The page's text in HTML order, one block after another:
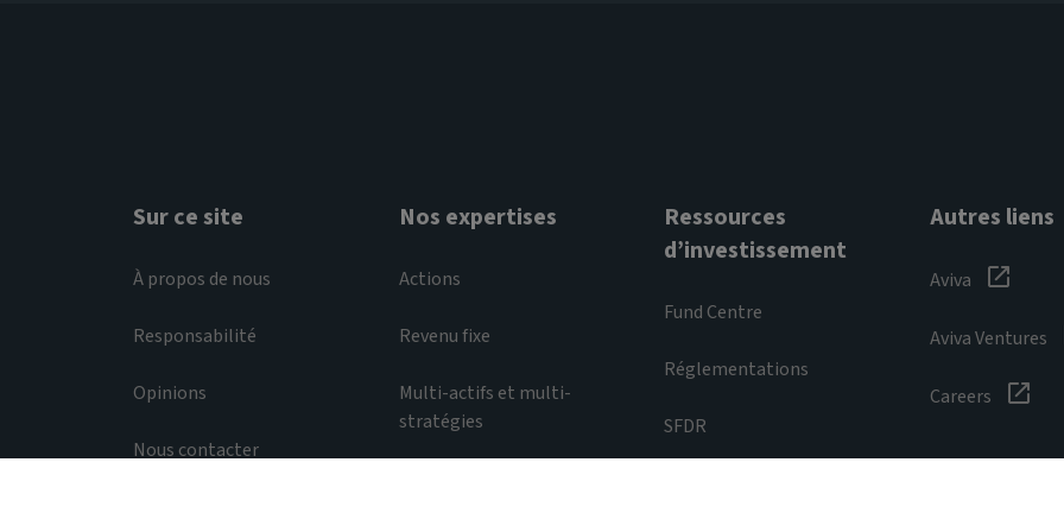
Sur ce site
À propos de nous
Responsabilité
Opinions
Nous contacter
Nos expertises
Actions
Revenu fixe
Multi-actifs et multi-
stratégies
Ressources
d’investissement
Fund Centre
Réglementations
SFDR
Autres liens
Aviva
Aviva Ventures
Careers